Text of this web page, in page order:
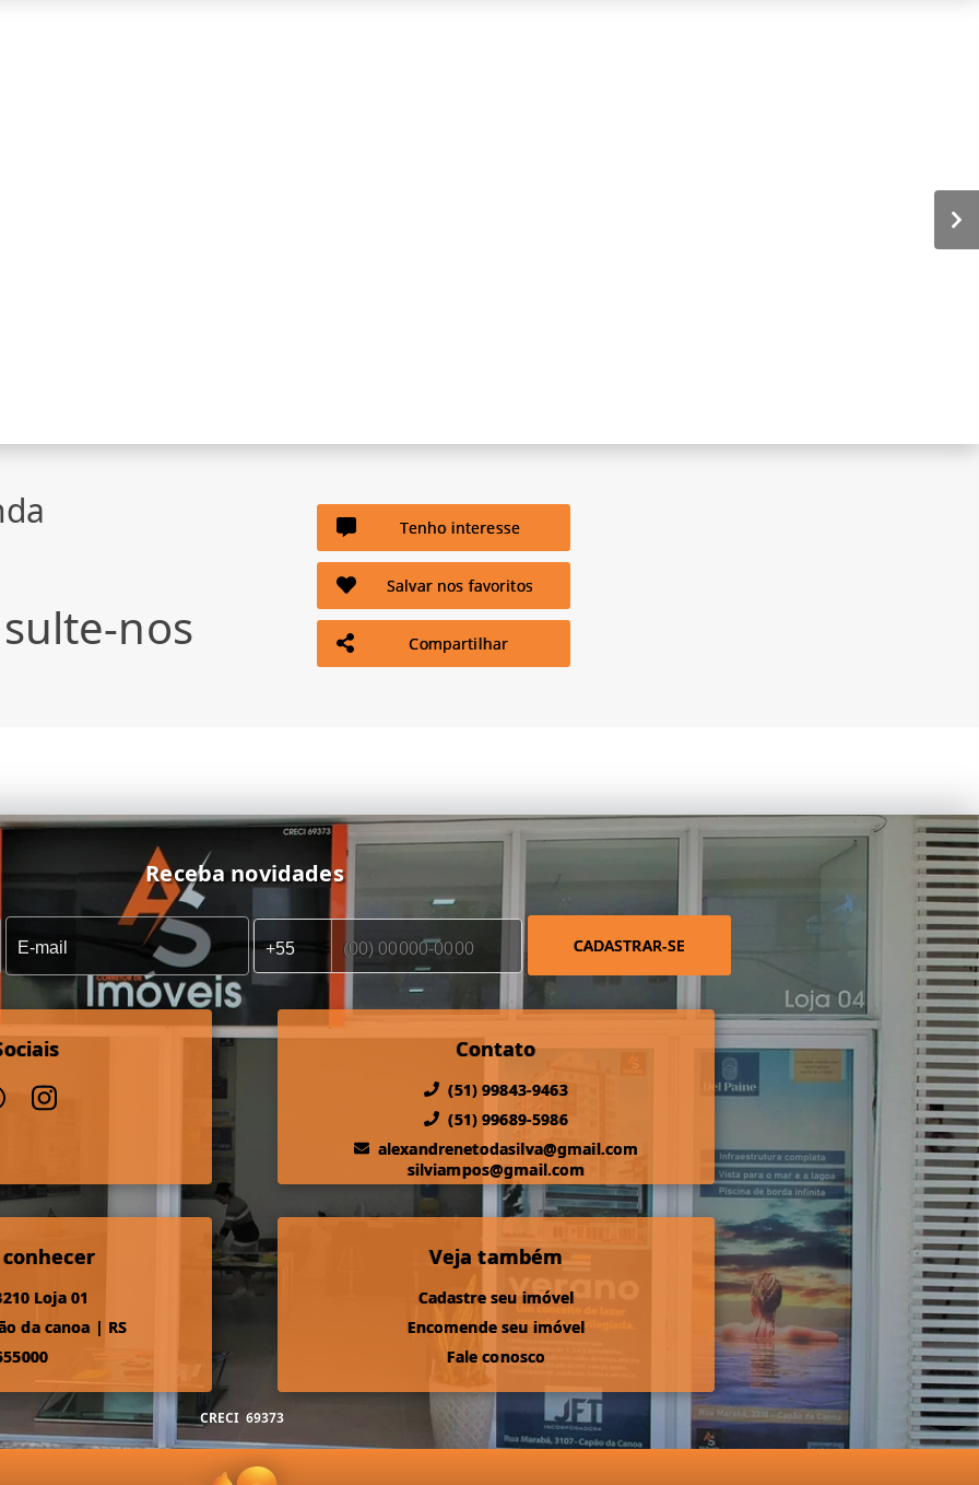
nos
Tenho interesse
Salvar nos favoritos
Compartilhar
Receba novidades
CADASTRAR-SE
Contato
(51) 99843-9463
(51) 99689-5986
alexandrenetodasilva@gmail.com
silviampos@gmail.com
Loja 01
da canoa | RS
Veja também
Cadastre seu imóvel
Encomende seu imóvel
Fale conosco
CRECI 69373